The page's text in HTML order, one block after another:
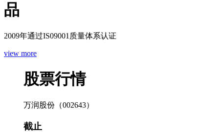
品
2009年通过IS09001质量体系认证
view more
股票行情
万润股份（002643）
截止